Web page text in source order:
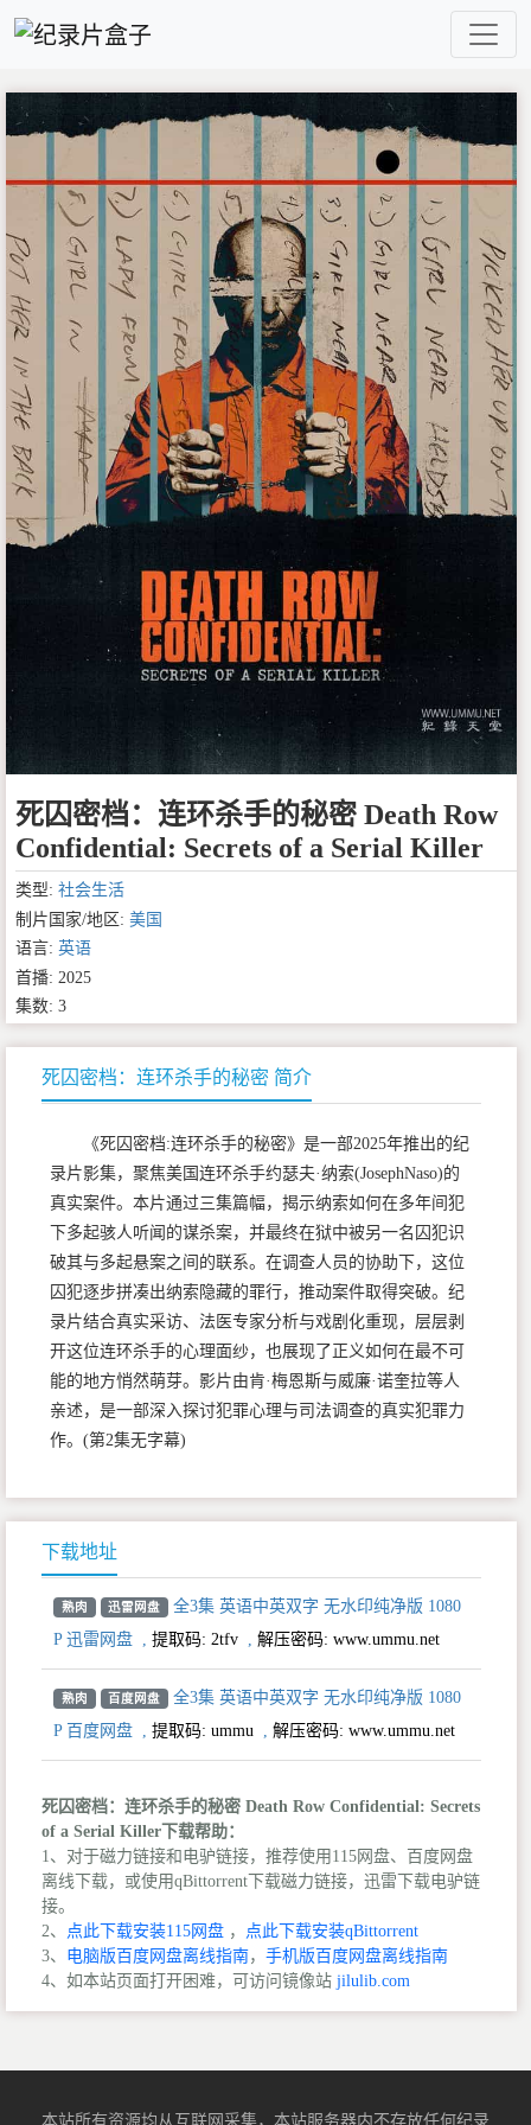
死囚密档：连环杀手的秘密 Death Row
Confidential: Secrets of a Serial Killer
类型: 社会生活
制片国家/地区: 美国
语言: 英语
首播: 2025
集数: 3
死囚密档：连环杀手的秘密 简介
《死囚密档:连环杀手的秘密》是一部2025年推出的纪
录片影集，聚焦美国连环杀手约瑟夫·纳索(JosephNaso)的
真实案件。本片通过三集篇幅，揭示纳索如何在多年间犯
下多起骇人听闻的谋杀案，并最终在狱中被另一名囚犯识
破其与多起悬案之间的联系。在调查人员的协助下，这位
囚犯逐步拼凑出纳索隐藏的罪行，推动案件取得突破。纪
录片结合真实采访、法医专家分析与戏剧化重现，层层剥
开这位连环杀手的心理面纱，也展现了正义如何在最不可
能的地方悄然萌芽。影片由肯·梅恩斯与威廉·诺奎拉等人
亲述，是一部深入探讨犯罪心理与司法调查的真实犯罪力
作。(第2集无字幕)
下载地址
熟肉 迅雷网盘
全3集 英语中英双字 无水印纯净版 1080
P 迅雷网盘
提取码: 2tfv 解压密码: www.ummu.net
熟肉 百度网盘
全3集 英语中英双字 无水印纯净版 1080
P 百度网盘
提取码: ummu 解压密码: www.ummu.net
死囚密档：连环杀手的秘密 Death Row Confidential: Secrets
of a Serial Killer下载帮助：
1、对于磁力链接和电驴链接，推荐使用115网盘、百度网盘
离线下载，或使用qBittorrent下载磁力链接，迅雷下载电驴链
接。
2、
点此下载安装115网盘 ，
点此下载安装qBittorrent
3、 电脑版百度网盘离线指南， 手机版百度网盘离线指南
4、如本站页面打开困难，可访问镜像站 jilulib.com
本站所有资源均从互联网采集，本站服务器内不存放任何纪录